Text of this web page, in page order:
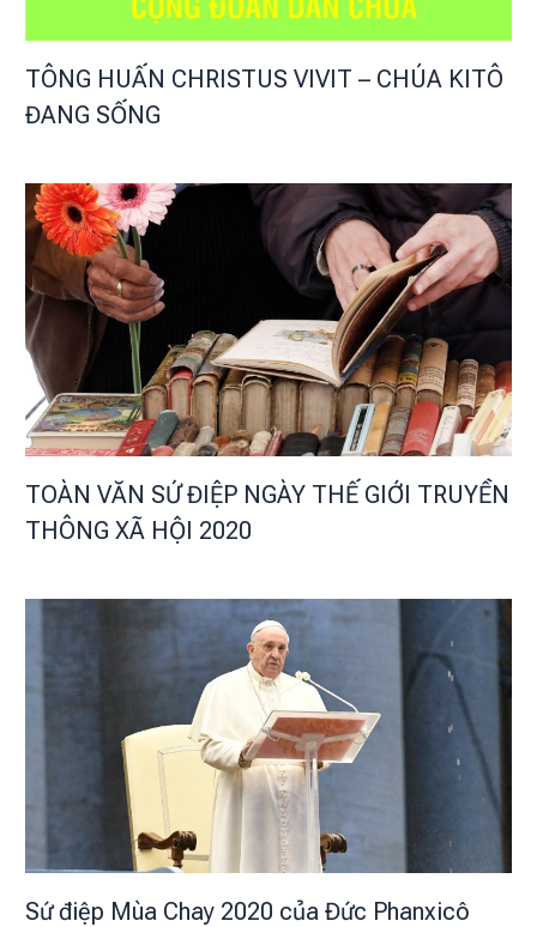
TÔNG HUẤN CHRISTUS VIVIT – CHÚA KITÔ
ĐANG SỐNG
TOÀN VĂN SỨ ĐIỆP NGÀY THẾ GIỚI TRUYỀN
THÔNG XÃ HỘI 2020
Sứ điệp Mùa Chay 2020 của Đức Phanxicô